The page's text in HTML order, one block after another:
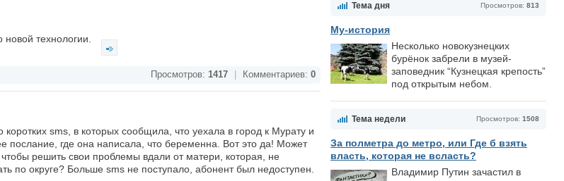
Просмотров: 813
Тема дня
Му-история
Несколько новокузнецких
бурёнок забрели в музей-
заповедник “Кузнецкая крепость”
под открытым небом.
Просмотров: 1508
Тема недели
За полметра до метро, или Где б взять
власть, которая не всласть?
Владимир Путин зачастил в
технологии.
Просмотров: 1417 Комментариев: 0
sms, в которых сообщила, что уехала в город к Мурату и
послание, где она написала, что беременна. Вот это да! Может
решить свои проблемы вдали от матери, которая, не
по округе? Больше sms не поступало, абонент был недоступен.